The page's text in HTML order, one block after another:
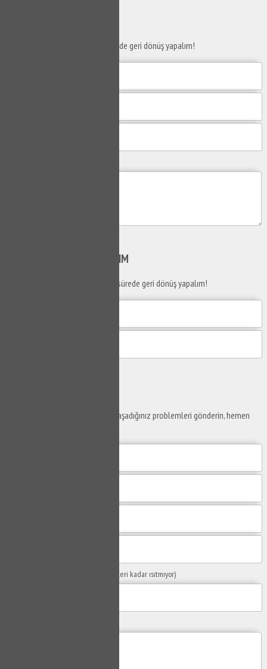
Taleplerinizi bize iletin en kısa sürede geri dönüş yapalım!
ARAYALIM
Telefon numaranızı bırakın en kısa sürede geri dönüş yapalım!
Yaşam alanlarınız ve ofislerinizde yaşadığınız problemleri gönderin, hemen
(Örn: Kombim yeteri kadar ısıtmıyor)